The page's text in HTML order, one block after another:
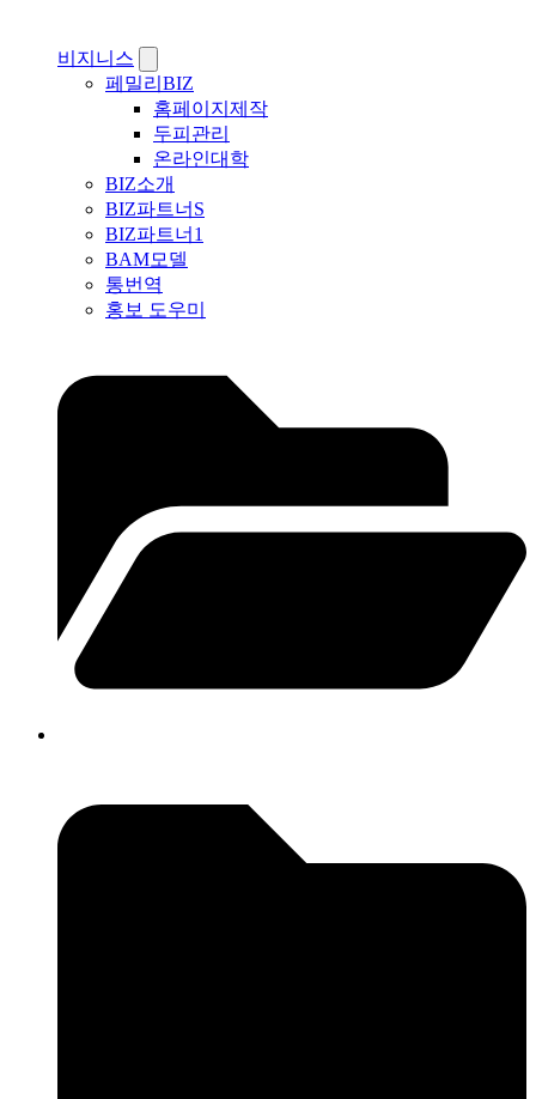
비지니스
페밀리BIZ
홈페이지제작
두피관리
온라인대학
BIZ소개
BIZ파트너S
BIZ파트너1
BAM모델
통번역
홍보 도우미